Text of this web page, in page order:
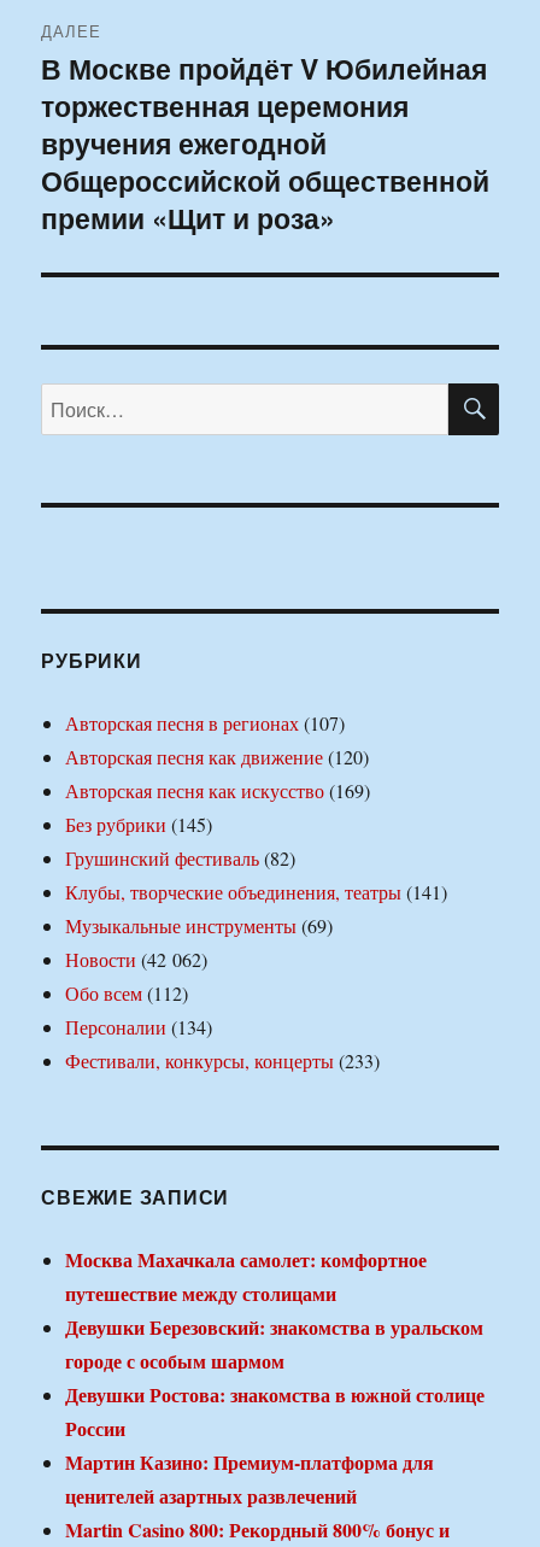
ДАЛЕЕ
Следующая
запись:
В Москве пройдёт V Юбилейная
торжественная церемония
вручения ежегодной
Общероссийской общественной
премии «Щит и роза»
Искать:
РУБРИКИ
Авторская песня в регионах(107)
Авторская песня как движение(120)
Авторская песня как искусство(169)
Без рубрики (145)
Грушинский фестиваль(82)
Клубы, творческие объединения, театры(141)
Музыкальные инструменты(69)
Новости (42 062)
Обо всем(112)
Персоналии (134)
Фестивали, конкурсы, концерты(233)
СВЕЖИЕ ЗАПИСИ
Москва Махачкала самолет: комфортное
путешествие между столицами
Девушки Березовский: знакомства в уральском
городе с особым шармом
Девушки Ростова: знакомства в южной столице
России
Мартин Казино: Премиум-платформа для
ценителей азартных развлечений
Martin Casino 800: Рекордный 800% бонус и